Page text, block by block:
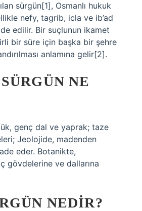
sürgün[1], Osmanlı hukuk
nefy, tagrib, icla ve ib’ad
edilir. Bir suçlunun ikamet
bir süre için başka bir şehre
anlamına gelir[2].
NE
genç dal ve yaprak; taze
Jeolojide, madenden
eder. Botanikte,
gövdelerine ve dallarına
NEDIR?